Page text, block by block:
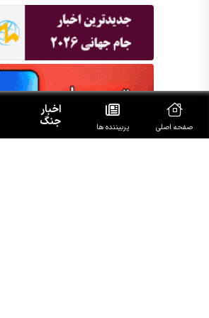
صفحه اصلی پربیننده ها
اخبار
جنگ